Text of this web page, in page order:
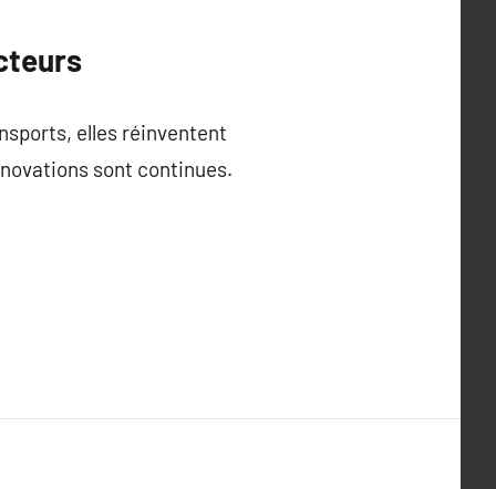
elles réinventent
sont continues.